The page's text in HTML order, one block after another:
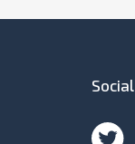
Social